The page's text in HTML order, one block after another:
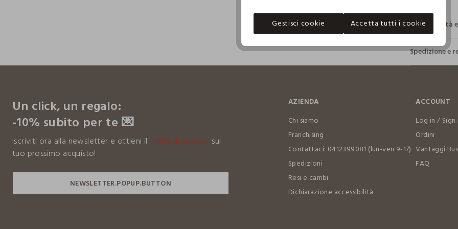
Sostenibilità
Sicurezza
Il 100% dei
fisici, per
Clicca qui
I nostri
PEPPER
MADE IN
Spedizione e
Un click, un regalo:
-10% subito per te 💌
Iscriviti ora alla newsletter e ottieni il -10% di sconto sul
tuo prossimo acquisto!
AZIENDA
Chi siamo
Franchising
Contattaci: 0412399081 (lun-ven 9-17)
Spedizioni
Resi e cambi
Dichiarazione accessibilità
ACCOUNT
Log in / Sign
Ordini
Vantaggi
FAQ
Gestisci cookie Accetta tutti i cookie